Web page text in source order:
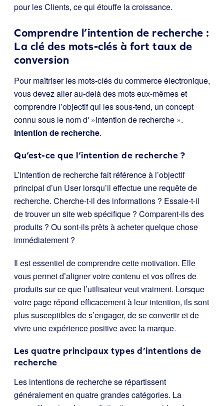
pour les Clients, ce qui étouffe la croissance.
Comprendre l’intention de recherche :
La clé des mots-clés à fort taux de
conversion
Pour maîtriser les mots-clés du commerce électronique,
vous devez aller au-delà des mots eux-mêmes et
comprendre l’objectif qui les sous-tend, un concept
connu sous le nom d' »intention de recherche ».
intention de recherche.
Qu’est-ce que l’intention de recherche ?
L’intention de recherche fait référence à l’objectif
principal d’un User lorsqu’il effectue une requête de
recherche. Cherche-t-il des informations ? Essaie-t-il
de trouver un site web spécifique ? Comparent-ils des
produits ? Ou sont-ils prêts à acheter quelque chose
immédiatement ?
Il est essentiel de comprendre cette motivation. Elle
vous permet d’aligner votre contenu et vos offres de
produits sur ce que l’utilisateur veut vraiment. Lorsque
votre page répond efficacement à leur intention, ils sont
plus susceptibles de s’engager, de se convertir et de
vivre une expérience positive avec la marque.
Les quatre principaux types d’intentions de
recherche
Les intentions de recherche se répartissent
généralement en quatre grandes catégories. La